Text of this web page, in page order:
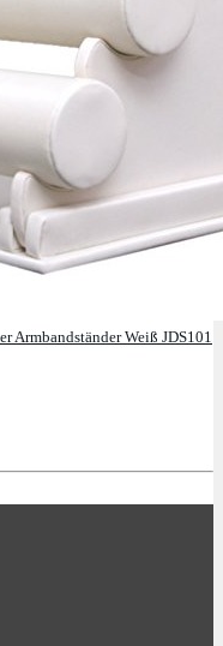
Armbandständer Weiß JDS101